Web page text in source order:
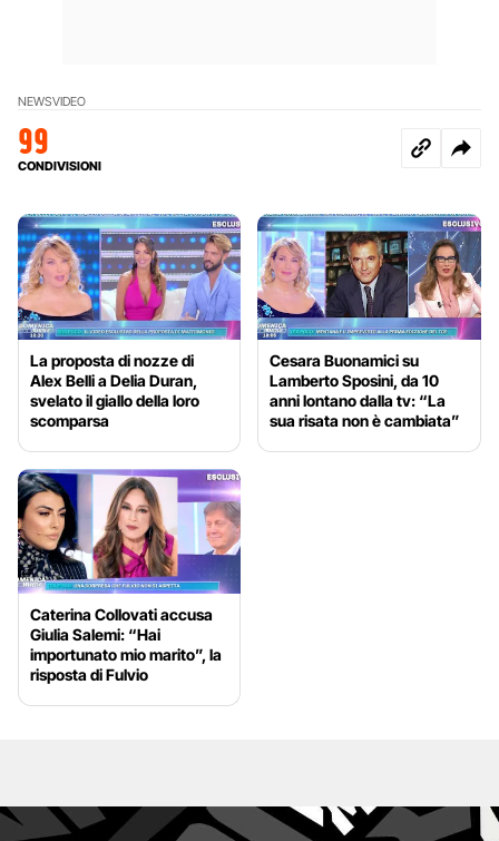
NEWSVIDEO
99
CONDIVISIONI
La proposta di nozze di
Alex Belli a Delia Duran,
svelato il giallo della loro
scomparsa
Cesara Buonamici su
Lamberto Sposini, da 10
anni lontano dalla tv: “La
sua risata non è cambiata”
Caterina Collovati accusa
Giulia Salemi: “Hai
importunato mio marito”, la
risposta di Fulvio